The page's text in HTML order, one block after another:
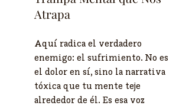
Atrapa
Aquí radica el verdadero
enemigo: el sufrimiento. No es
el dolor en sí, sino la narrativa
tóxica que tu mente teje
alrededor de él. Es esa voz